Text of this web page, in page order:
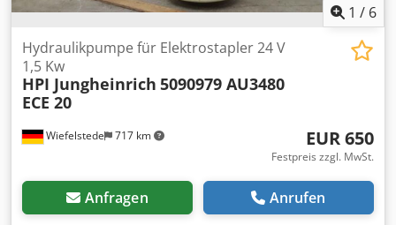
1 / 6
Wiefelstede 717 km
Hydraulikpumpe für Elektrostapler 24 V
1,5 Kw
HPI Jungheinrich 5090979 AU3480
ECE 20
EUR 650
Festpreis zzgl. MwSt.
Anfragen Anrufen